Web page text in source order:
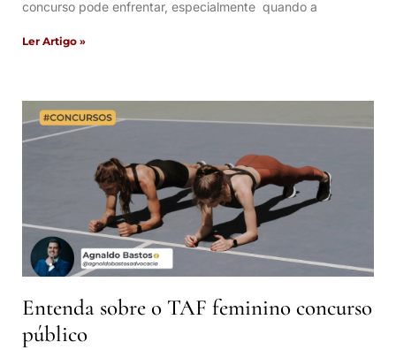
concurso pode enfrentar, especialmente quando a
Ler Artigo »
Entenda sobre o TAF feminino concurso
público